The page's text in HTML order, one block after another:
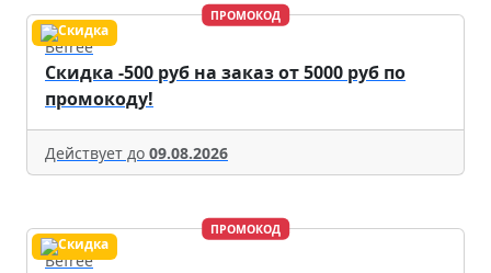
ПРОМОКОД
Befree
Скидка -500 руб на заказ от 5000 руб по
промокоду!
Действует до 09.08.2026
ПРОМОКОД
Befree